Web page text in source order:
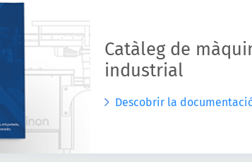
Catàleg de
industrial
Descobrir la